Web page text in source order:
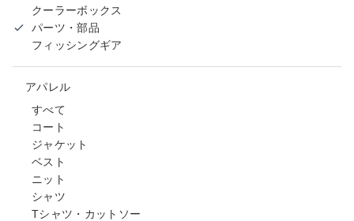
クーラーボックス
パーツ・部品
フィッシングギア
アパレル
すべて
コート
ジャケット
ベスト
ニット
シャツ
Tシャツ・カットソー